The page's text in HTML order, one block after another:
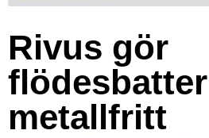
Rivus gör
metallfritt